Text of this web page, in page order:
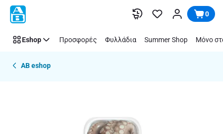
Παράλειψη 0
Eshop Προσφορές Φυλλάδια Summer Shop Μόνο
AB eshop